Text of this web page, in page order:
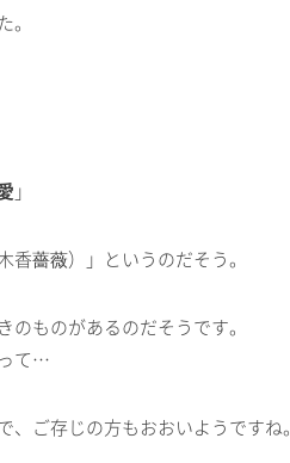
」
薔薇）」というのだそう。
ものがあるのだそうです。
て…
ご存じの方もおおいようですね。